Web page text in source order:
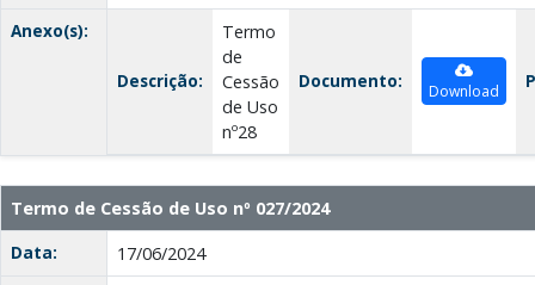
Anexo(s):
Descrição:
Termo
de
Cessão
de Uso
nº28
Documento: Download
Termo de Cessão de Uso nº 027/2024
Data:
17/06/2024